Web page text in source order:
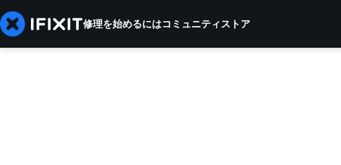
修理を始めるにはコミュニティストア